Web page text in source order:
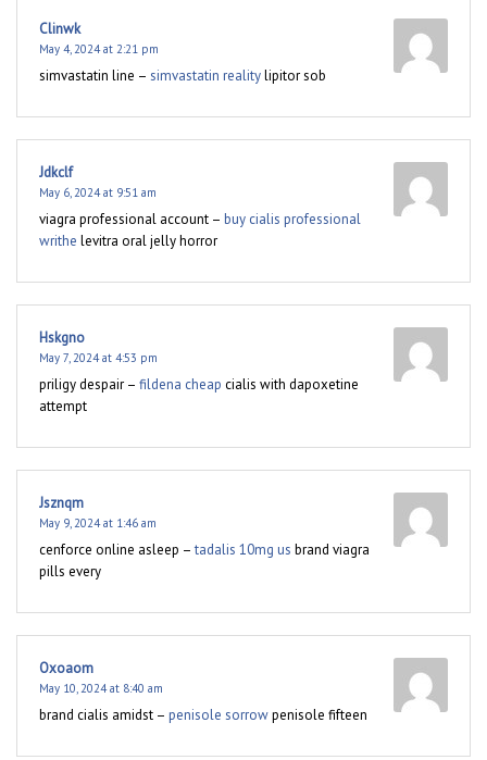
Clinwk
May 4, 2024 at 2:21 pm
simvastatin line – simvastatin realitylipitor sob
Jdkclf
May 6, 2024 at 9:51 am
viagra professional account – buy cialis professional
writhe levitra oral jelly horror
Hskgno
May 7, 2024 at 4:53 pm
priligy despair – fildena cheap cialis with dapoxetine
attempt
Jsznqm
May 9, 2024 at 1:46 am
cenforce online asleep –tadalis 10mg us brand viagra
pills every
Oxoaom
May 10, 2024 at 8:40 am
brand cialis amidst – penisole sorrowpenisole fifteen